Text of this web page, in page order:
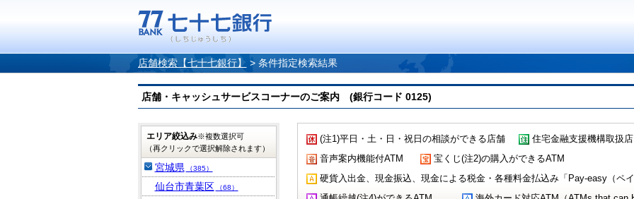
店舗検索【七十七銀行】 > 条件指定検索結果
店舗・キャッシュサービスコーナーのご案内 (銀行コード 0125)
(注1)平日・土・日・祝日の相談ができる店舗 住宅金融支援機構取扱店
音声案内機能付ATM
宝くじ(注2)の購入ができるATM
硬貨入出金、現金振込、現金による税金・各種料金払込み「Pay-easy（ペ
エリア絞込み※複数選択可
（再クリックで選択解除されます）
宮城県 （385）
仙台市青葉区 （68）